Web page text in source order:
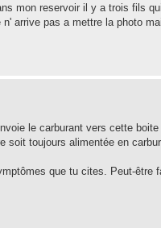
mon reservoir il y a trois fils
arrive pas a mettre la photo
le carburant vers cette
soit toujours alimentée en
que tu cites. Peut-être